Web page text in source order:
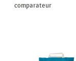
comparateur